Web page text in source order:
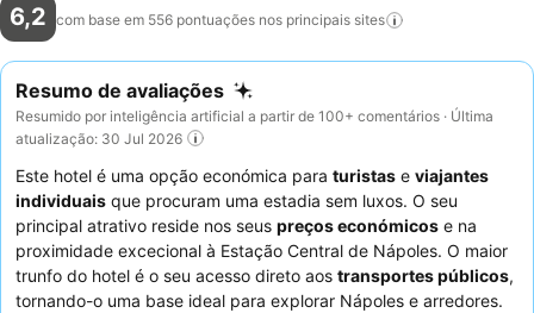
6,2 com base em 556 pontuações nos principais sites
Resumo de avaliações
Resumido por inteligência artificial a partir de 100+ comentários · Última
atualização: 30 Jul 2026
Este hotel é uma opção económica para turistas e viajantes
individuais que procuram uma estadia sem luxos. O seu
principal atrativo reside nos seus preços económicos e na
proximidade excecional à Estação Central de Nápoles. O maior
trunfo do hotel é o seu acesso direto aos transportes públicos,
tornando-o uma base ideal para explorar Nápoles e arredores.